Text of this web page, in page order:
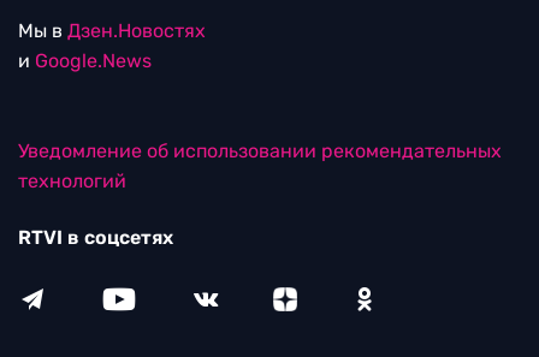
Мы в Дзен.Новостях
и Google.News
Уведомление об использовании рекомендательных
технологий
RTVI в соцсетях